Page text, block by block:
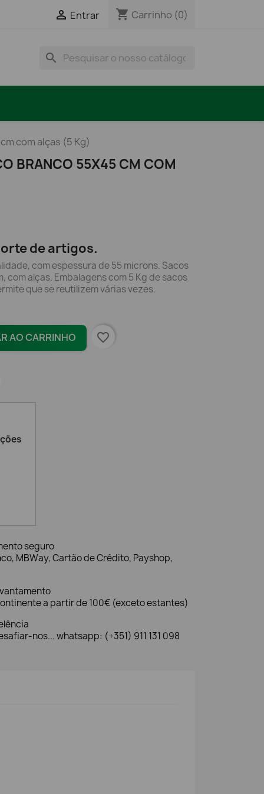
 Entrar shopping_cart Carrinho (0)
search
com alças (5 Kg)
BRANCO 55X45 CM COM
de artigos.
com espessura de 55 microns. Sacos
com alças. Embalagens com 5 Kg de sacos
que se reutilizem várias vezes.
AO CARRINHO favorite_border
seguro
MBWay, Cartão de Crédito, Payshop,
a partir de 100€ (exceto estantes)
nos... whatsapp: (+351) 911 131 098